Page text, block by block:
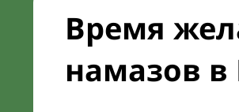
Время
намазов в